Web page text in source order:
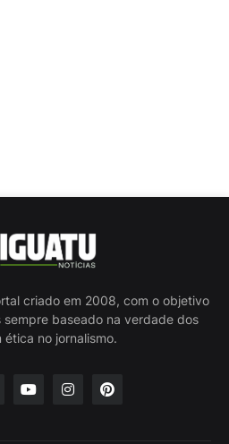
criado em 2008, com o objetivo
baseado na verdade dos
ética no jornalismo.